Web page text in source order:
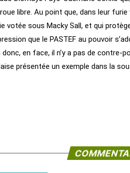
libre. Au point que, dans leur
votée sous Macky Sall, et qui
que le PASTEF au pouvoir
en face, il n’y a pas de contre-
présentée un exemple dans la